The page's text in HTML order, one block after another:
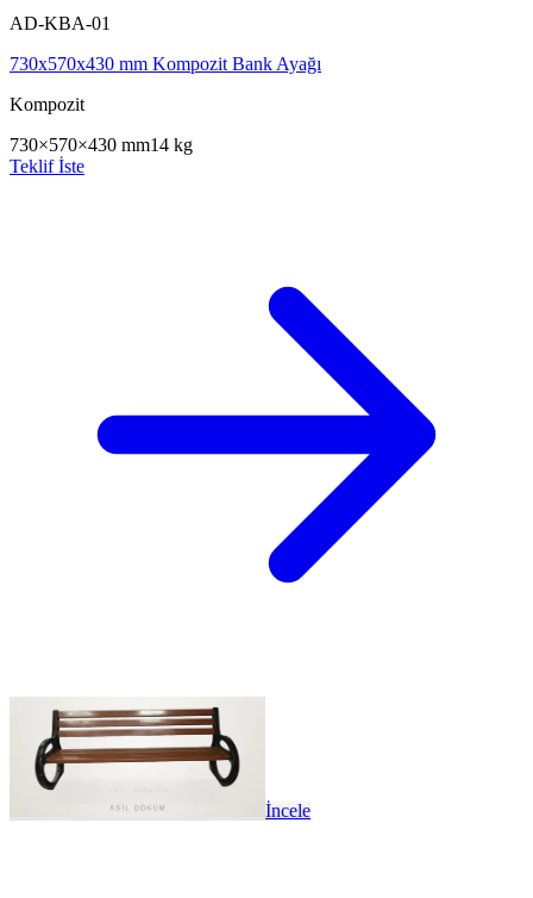
AD-KBA-01
730x570x430 mm Kompozit Bank Ayağı
Kompozit
730×570×430 mm14 kg
Teklif İste
İncele